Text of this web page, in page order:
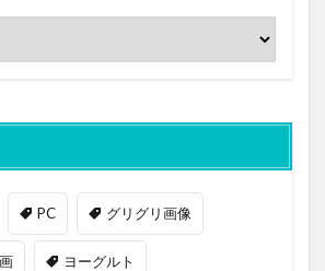
PC グリグリ画像
ヨーグルト